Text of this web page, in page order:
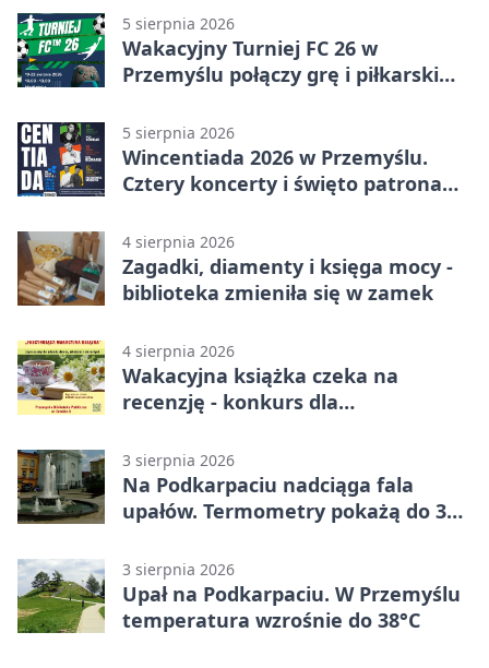
5 sierpnia 2026
Wakacyjny Turniej FC 26 w
Przemyślu połączy grę i piłkarski
5 sierpnia 2026
Wincentiada 2026 w Przemyślu.
Cztery koncerty i święto patrona
4 sierpnia 2026
Zagadki, diamenty i księga mocy -
biblioteka zmieniła się w zamek
4 sierpnia 2026
Wakacyjna książka czeka na
recenzję - konkurs dla
3 sierpnia 2026
Na Podkarpaciu nadciąga fala
upałów. Termometry pokażą do 36
3 sierpnia 2026
Upał na Podkarpaciu. W Przemyślu
temperatura wzrośnie do 38°C